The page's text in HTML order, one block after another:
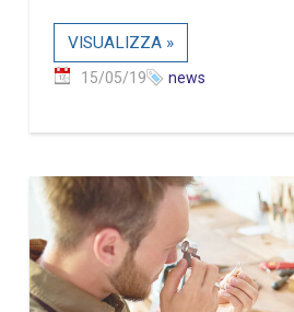
VISUALIZZA »
15/05/19 news